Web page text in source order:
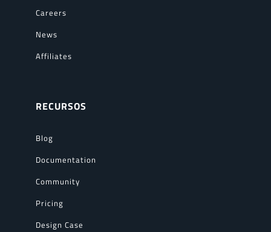
Careers
News
Affiliates
RECURSOS
Blog
Documentation
Community
Pricing
Design Case